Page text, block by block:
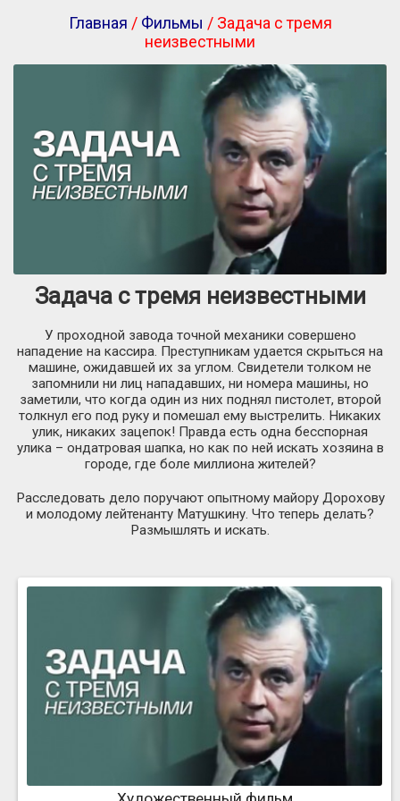
Главная / Фильмы / Задача с тремя
неизвестными
Задача с тремя неизвестными
У проходной завода точной механики совершено
нападение на кассира. Преступникам удается скрыться на
машине, ожидавшей их за углом. Свидетели толком не
запомнили ни лиц нападавших, ни номера машины, но
заметили, что когда один из них поднял пистолет, второй
толкнул его под руку и помешал ему выстрелить. Никаких
улик, никаких зацепок! Правда есть одна бесспорная
улика – ондатровая шапка, но как по ней искать хозяина в
городе, где боле миллиона жителей?
Расследовать дело поручают опытному майору Дорохову
и молодому лейтенанту Матушкину. Что теперь делать?
Размышлять и искать.